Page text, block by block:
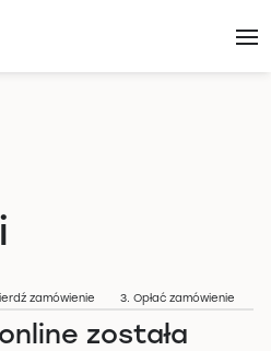
zamówienie 3. Opłać zamówienie
została